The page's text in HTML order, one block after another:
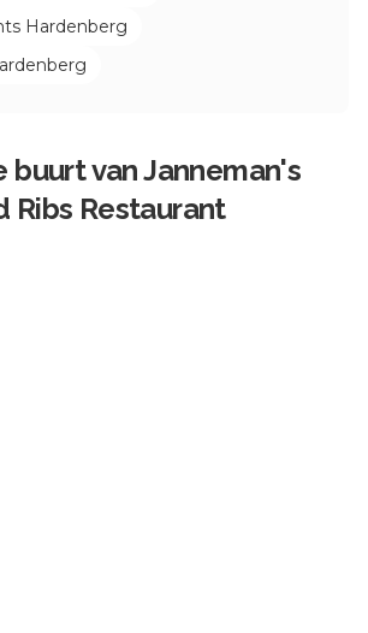
Hardenberg
buurt vanJanneman's
Ribs Restaurant